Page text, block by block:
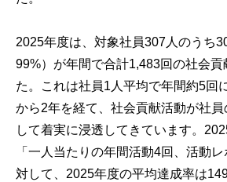
2025年度は、対象社員307人のうち
99%）が年間で合計1,483回の社会貢
た。これは社員1人平均で年間約5回
から2年を経て、社会貢献活動が社員
して着実に浸透してきています。
「一人当たりの年間活動4回、活動
対して、2025年度の平均達成率は